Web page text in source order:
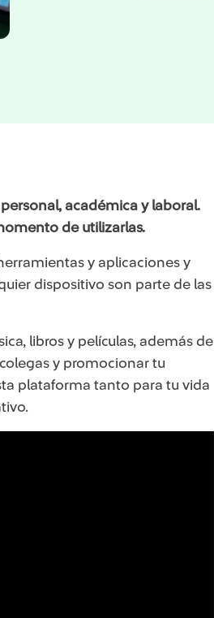
académica y laboral.
de utilizarlas.
y aplicaciones y
dispositivo son parte de las
libros y películas, además de
y promocionar tu
plataforma tanto para tu vida